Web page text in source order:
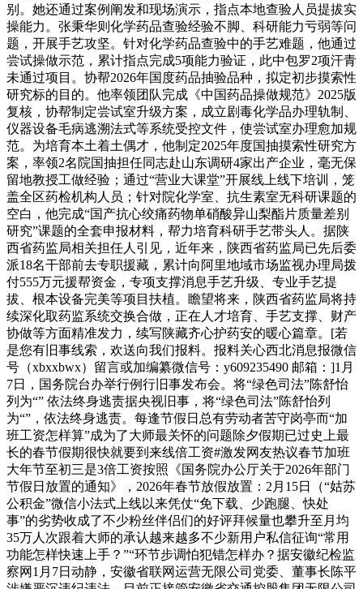
别。她还通过案例阐发和现场演示，指点本地查验人员提拔实
操能力。张秉华则化学药品查验经验不脚、科研能力亏弱等问
题，开展手艺攻坚。针对化学药品查验中的手艺难题，他通过
尝试操做示范，累计指点完成5项能力验证，此中包罗2项汗青
未通过项目。协帮2026年国度药品抽验品种，拟定初步摸索性
研究标的目的。他率领团队完成《中国药品操做规范》2025版
复核，协帮制定尝试室升级方案，成立剧毒化学品办理轨制、
仪器设备毛病逃溯法式等系统受控文件，使尝试室办理愈加规
范。为培育本土着土偶才，他制定2025年度国抽摸索性研究方
案，率领2名院国抽担任同志赴山东调研4家出产企业，毫无保
留地教授工做经验；通过“营业大课堂”开展线上线下培训，笼
盖全区药检机构人员；针对院化学室、抗生素室无科研课题的
空白，他完成“国产抗心绞痛药物单硝酸异山梨酯片质量差别
研究”课题的全套申报材料，帮力培育科研手艺带头人。据陕
西省药监局相关担任人引见，近年来，陕西省药监局已先后委
派18名干部前去专职援藏，累计向阿里地域市场监视办理局拨
付555万元援帮资金，专项支撑消息手艺升级、专业手艺提
拔、根本设备完美等项目扶植。瞻望将来，陕西省药监局将持
续深化取药监系统交换合做，正在人才培育、手艺支撑、财产
协做等方面精准发力，续写陕藏齐心护药安的暖心篇章。[若
是您有旧事线索，欢送向我们报料。报料关心西北消息报微信
号（xbxxbwx）留言或加编纂微信号：y609235490 邮箱：]1月
7日，国务院台办举行例行旧事发布会。将“绿色司法”陈舒怡
列为“” 依法终身逃责据央视旧事，将“绿色司法”陈舒怡列
为“”，依法终身逃责。每逢节假日总有劳动者苦守岗亭而“加
班工资怎样算”成为了大师最关怀的问题除夕假期已过史上最
长的春节假期很快就要到来线倍工资#激发网友热议春节加班
大年节至初三是3倍工资按照《国务院办公厅关于2026年部门
节假日放置的通知》，2026年春节放假放置：2月15日（“姑苏
公积金”微信小法式上线以来凭仗“免下载、少跑腿、快处
事”的劣势收成了不少粉丝伴侣们的好评拜候量也攀升至月均
35万人次跟着大师的承认越来越多不少新用户私信征询“常用
功能怎样快速上手？”“环节步调怕犯错怎样办？据安徽纪检监
察网1月7日动静，安徽省联网运营无限公司党委、董事长陈平